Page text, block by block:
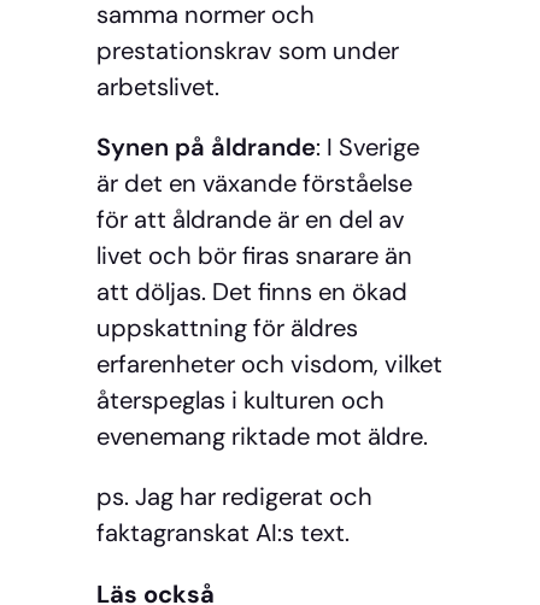
samma normer och
prestationskrav som under
arbetslivet.
Synen på åldrande: I Sverige
är det en växande förståelse
för att åldrande är en del av
livet och bör firas snarare än
att döljas. Det finns en ökad
uppskattning för äldres
erfarenheter och visdom, vilket
återspeglas i kulturen och
evenemang riktade mot äldre.
ps. Jag har redigerat och
faktagranskat AI:s text.
Läs också